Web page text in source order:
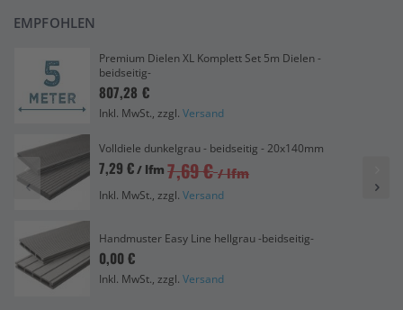
EMPFOHLEN
Premium Dielen XL Komplett Set 5m Dielen -
beidseitig-
807,28 €
Inkl. MwSt., zzgl. Versand
Volldiele dunkelgrau - beidseitig - 20x140mm
7,29 €/ lfm 7,69 € / lfm
Inkl. MwSt., zzgl. Versand
Handmuster Easy Line hellgrau -beidseitig-
0,00 €
Inkl. MwSt., zzgl. Versand